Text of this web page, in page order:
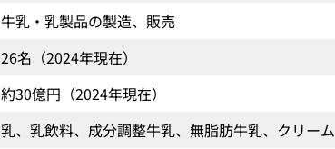
牛乳・乳製品の製造、販売
26名（2024年現在）
約30億円（2024年現在）
乳、乳飲料、成分調整牛乳、無脂肪牛乳、クリーム